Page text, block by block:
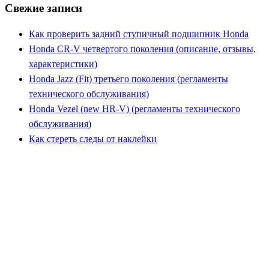
Свежие записи
Как проверить задний ступичный подшипник Honda
Honda CR-V четвертого поколения (описание, отзывы,
характеристики)
Honda Jazz (Fit) третьего поколения (регламенты
технического обслуживания)
Honda Vezel (new HR-V) (регламенты технического
обслуживания)
Как стереть следы от наклейки